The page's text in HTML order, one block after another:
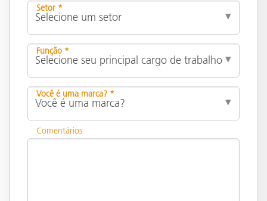
Setor *
Função *
Você é uma marca? *
Comentários